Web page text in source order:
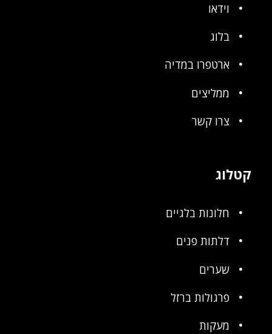
וידאו
בלוג
ארטפרו במדיה
ממליצים
צרו קשר
קטלוג
חלונות בלגיים
דלתות פנים
שערים
פרגולות ברזל
מעקות